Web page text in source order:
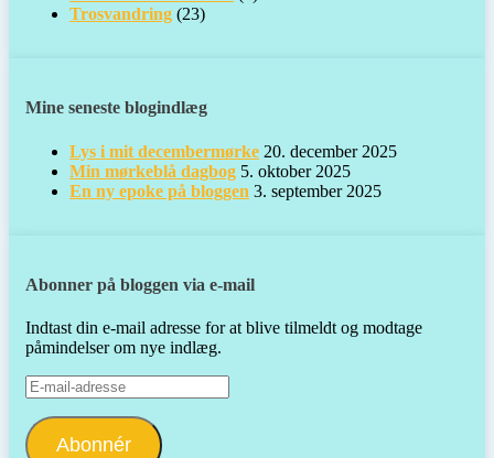
Trosvandring (23)
Mine seneste blogindlæg
Lys i mit decembermørke 20. december 2025
Min mørkeblå dagbog 5. oktober 2025
En ny epoke på bloggen 3. september 2025
Abonner på bloggen via e-mail
Indtast din e-mail adresse for at blive tilmeldt og modtage
påmindelser om nye indlæg.
E-
mail-
adresse
Abonnér